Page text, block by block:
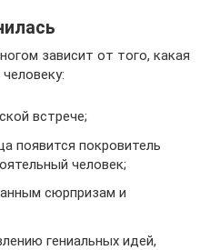
зависит от того, какая
встрече;
появится покровитель
человек;
сюрпризам и
гениальных идей,